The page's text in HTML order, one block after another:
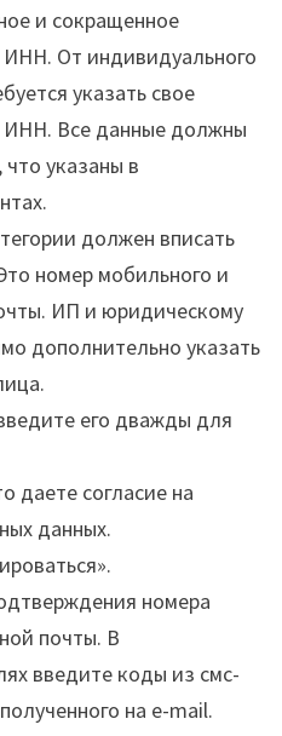
и сокращенное
От индивидуального
указать свое
Все данные должны
указаны в
должен вписать
номер мобильного и
ИП и юридическому
дополнительно указать
его дважды для
даете согласие на
данных.
номера
почты. В
введите коды из смс-
на e-mail.